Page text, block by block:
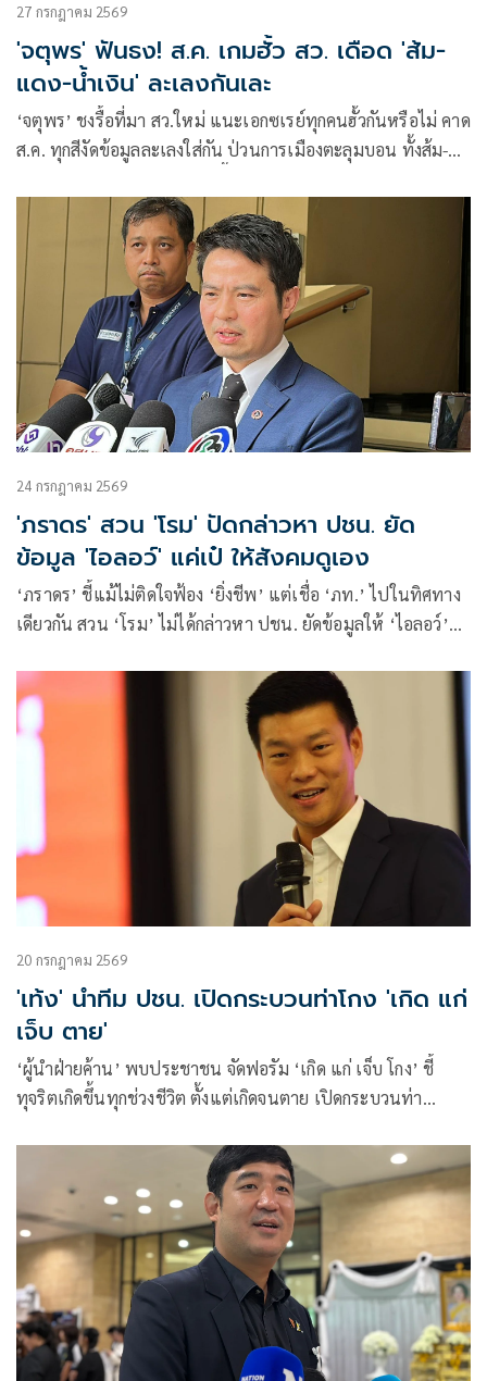
27 กรกฎาคม 2569
'จตุพร' ฟันธง! ส.ค. เกมฮั้ว สว. เดือด 'ส้ม-
แดง-น้ำเงิน' ละเลงกันเละ
‘จตุพร’ ชงรื้อที่มา สว.ใหม่ แนะเอกซเรย์ทุกคนฮั้วกันหรือไม่ คาด
ส.ค. ทุกสีงัดข้อมูลละเลงใส่กัน ป่วนการเมืองตะลุมบอน ทั้งส้ม-
24 กรกฎาคม 2569
'ภราดร' สวน 'โรม' ปัดกล่าวหา ปชน. ยัด
ข้อมูล 'ไอลอว์' แค่เป๋ ให้สังคมดูเอง
‘ภราดร’ ชี้แม้ไม่ติดใจฟ้อง ‘ยิ่งชีพ’ แต่เชื่อ ‘ภท.’ ไปในทิศทาง
เดียวกัน สวน ‘โรม’ ไม่ได้กล่าวหา ปชน. ยัดข้อมูลให้ ‘ไอลอว์’
โยนสังคมดูเอง
20 กรกฎาคม 2569
'เท้ง' นำทีม ปชน. เปิดกระบวนท่าโกง 'เกิด แก่
เจ็บ ตาย'
‘ผู้นำฝ่ายค้าน’ พบประชาชน จัดฟอรัม ‘เกิด แก่ เจ็บ โกง’ ชี้
ทุจริตเกิดขึ้นทุกช่วงชีวิต ตั้งแต่เกิดจนตาย เปิดกระบวนท่า